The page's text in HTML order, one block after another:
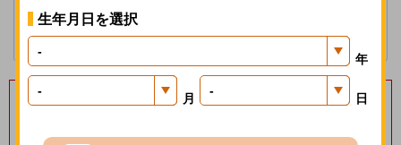
生年月日を選択
年
月 日
ブラウザの[戻る]を使用しないでください。選択したプランが正しく
毎月保険料１％分の
募集経費の削減効果等を楽天会員に還元する制度で、一定の条件があります。